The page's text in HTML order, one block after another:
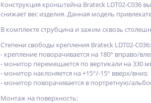
Конструкция кронштейна Brateck LDT02-C036
снижает вес изделия. Данная модель
В комплекте струбцина и зажим сквозь
Степени свободы крепления Brateck LDT02-C036:
- крепление поворачивается на 180° вправо/
- монитор перемещается по вертикали на 330
- монитор наклоняется на +15°/-15° вверх/вниз;
- монитор поворачивается в портретную/
Монтаж на поверхность: